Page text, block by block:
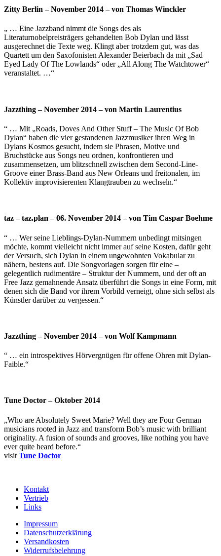
Zitty Berlin – November 2014 – von Thomas Winckler
„ … Eine Jazzband nimmt die Songs des als
Literaturnobelpreisträgers gehandelten Bob Dylan und lässt
ausgerechnet die Texte weg. Klingt aber trotzdem gut, was das
Quartett um den Saxofonisten Alexander Beierbach da mit „Sad
Eyed Lady Of The Lowlands“ oder „All Along The Watchtower“
veranstaltet. …“
Jazzthing – November 2014 – von Martin Laurentius
“ … Mit „Roads, Doves And Other Stuff – The Music Of Bob
Dylan“ haben die vier gestandenen Jazzmusiker ihren Weg in
Dylans Kosmos gesucht, indem sie Phrasen, Motive und
Bruchstücke aus Songs neu ordnen, konfrontieren und
zusammensetzen, um blitzschnell zwischen dem Second-Line-
Groove einer Brass-Band aus New Orleans und freitonalen, im
Kollektiv improvisierenten Klangtrauben zu wechseln.“
taz – taz.plan – 06. November 2014 – von Tim Caspar Boehme
“ … Wer seine Lieblings-Dylan-Nummern unbedingt mitsingen
möchte, kommt vielleicht nicht immer auf seine Kosten, dafür geht
der Versuch, sich Dylan in einem ungewohnten Vokabular zu
nähern, bestens auf. Die Songvorlagen sorgen für eine –
gelegentlich rudimentäre – Struktur der Nummern, und der oft an
Free Jazz gemahnende Ansatz überführt die Songs in eine Form, mit
denen sich die Band vor ihrem Vorbild verneigt, ohne sich selbst als
Künstler darüber zu vergessen.“
Jazzthing – November 2014 – von Wolf Kampmann
“ … ein introspektives Hörvergnügen für offene Ohren mit Dylan-
Faible.“
Tune Doctor – Oktober 2014
„Who are Absolutely Sweet Marie? Well they are Four German
musicians rooted in Jazz and transform Bob’s music with brilliant
originality. A fusion of sounds and grooves, like nothing you have
ever quite heard before.“
visit Tune Doctor
Kontakt
Vertrieb
Links
Impressum
Datenschutzerklärung
Versandkosten
Widerrufsbelehrung